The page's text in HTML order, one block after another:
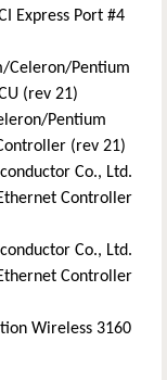
Express Port #4
Celeron/Pentium
(rev 21)
Pentium
(rev 21)
Co., Ltd.
Controller
Co., Ltd.
Controller
Wireless 3160